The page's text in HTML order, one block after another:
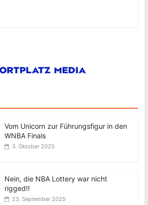
Vom Unicorn zur Führungsfigur in den
WNBA Finals
3. Oktober 2025
Nein, die NBA Lottery war nicht
rigged!!
23. September 2025